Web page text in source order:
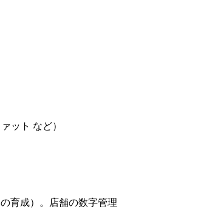
ット など）
育成）。店舗の数字管理